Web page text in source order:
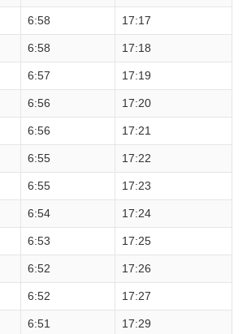
6:58 17:17
6:58 17:18
6:57 17:19
6:56 17:20
6:56 17:21
6:55 17:22
6:55 17:23
6:54 17:24
6:53 17:25
6:52 17:26
6:52 17:27
6:51 17:29